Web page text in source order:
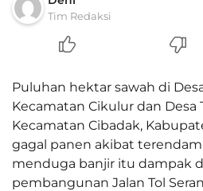
Tim Redaksi
Puluhan hektar sawah di
Kecamatan Cikulur dan Desa
Kecamatan Cibadak,
gagal panen akibat terendam
menduga banjir itu dampak
pembangunan Jalan Tol